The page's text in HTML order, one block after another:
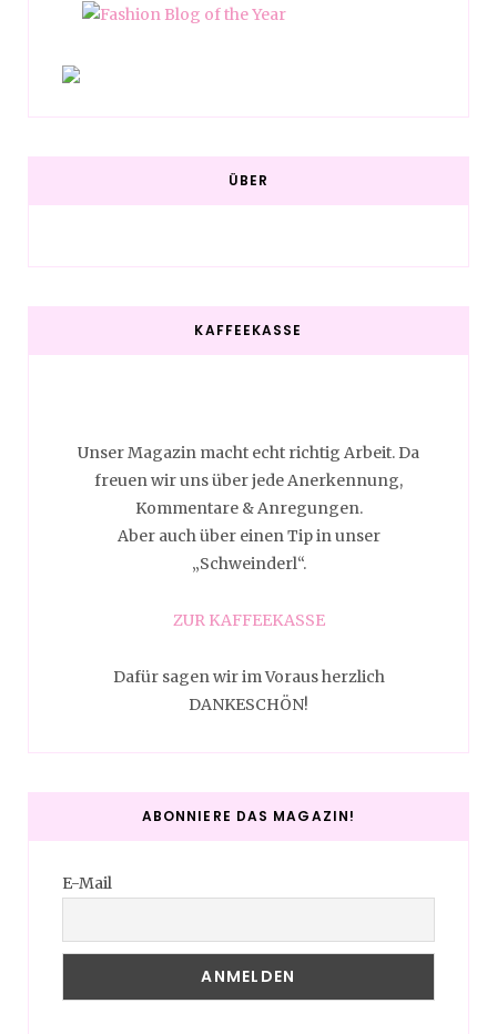
ÜBER
KAFFEEKASSE
Unser Magazin macht echt richtig Arbeit. Da
freuen wir uns über jede Anerkennung,
Kommentare & Anregungen.
Aber auch über einen Tip in unser
„Schweinderl“.
ZUR KAFFEEKASSE
Dafür sagen wir im Voraus herzlich
DANKESCHÖN!
ABONNIERE DAS MAGAZIN!
E-Mail